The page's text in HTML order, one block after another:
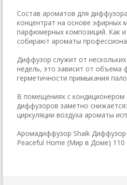
Состав ароматов для
концентрат на основе эфирных
парфюмерных композиций. Как
собирают ароматы
Диффузор служит от
недель, это зависит от объема
герметичности примыкания
В помещениях с кондиционером
диффузоров заметно
циркуляции воздуха ароматы
Аромадиффузор Shaik Диффузор
Peaceful Home (Мир в Доме) 110